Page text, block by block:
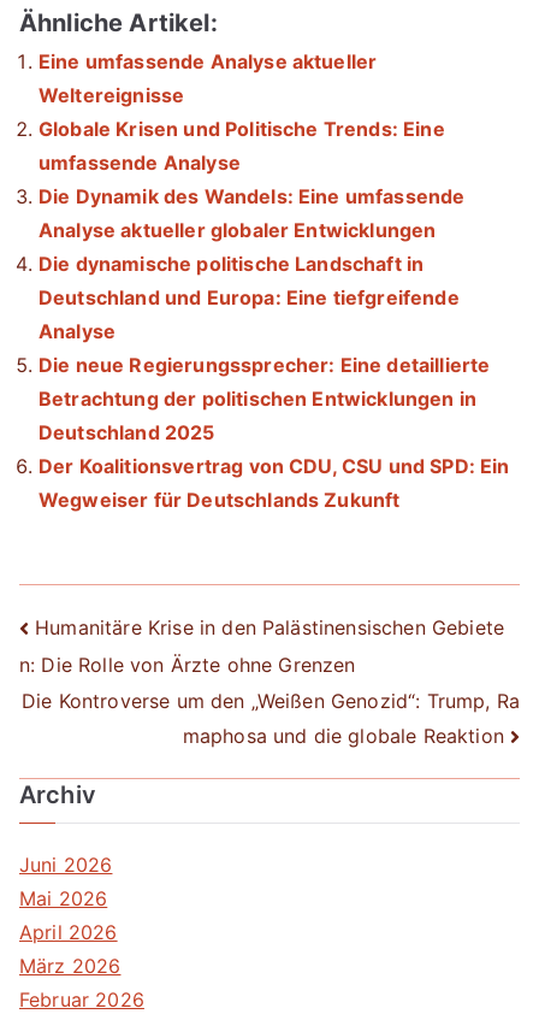
Ähnliche Artikel:
Eine umfassende Analyse aktueller
Weltereignisse
Globale Krisen und Politische Trends: Eine
umfassende Analyse
Die Dynamik des Wandels: Eine umfassende
Analyse aktueller globaler Entwicklungen
Die dynamische politische Landschaft in
Deutschland und Europa: Eine tiefgreifende
Analyse
Die neue Regierungssprecher: Eine detaillierte
Betrachtung der politischen Entwicklungen in
Deutschland 2025
Der Koalitionsvertrag von CDU, CSU und SPD: Ein
Wegweiser für Deutschlands Zukunft
Beitrags-
Navigation
Humanitäre Krise in den Palästinensischen Gebiete
n: Die Rolle von Ärzte ohne Grenzen
Die Kontroverse um den „Weißen Genozid“: Trump, Ra
maphosa und die globale Reaktion
Archiv
Juni 2026
Mai 2026
April 2026
März 2026
Februar 2026